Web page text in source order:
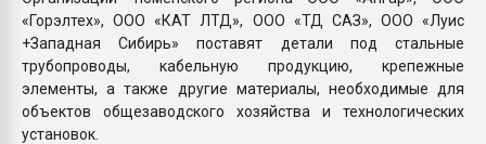
«Горэлтех», ООО «КАТ ЛТД», ООО «ТД САЗ», ООО «Луис
+Западная Сибирь» поставят детали под стальные
трубопроводы, кабельную продукцию, крепежные
элементы, а также другие материалы, необходимые для
объектов общезаводского хозяйства и технологических
установок.